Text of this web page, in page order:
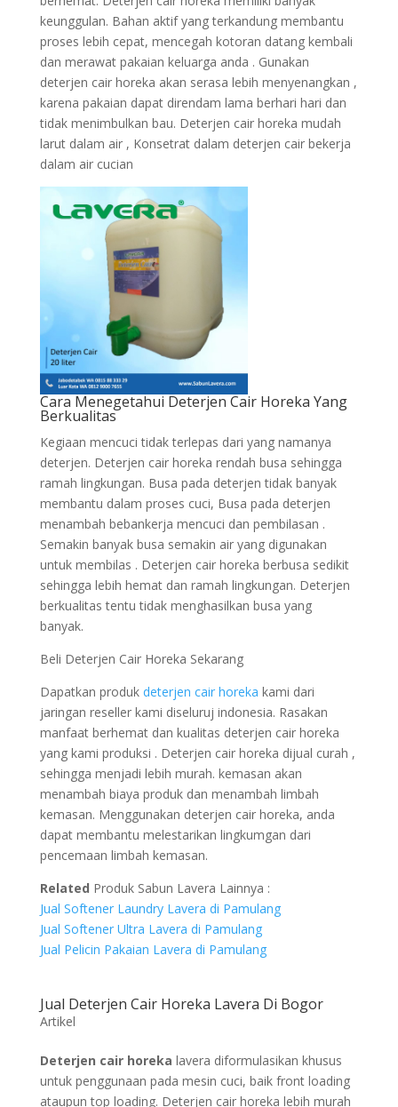
keunggulan. Bahan aktif yang terkandung membantu
proses lebih cepat, mencegah kotoran datang kembali
dan merawat pakaian keluarga anda . Gunakan
deterjen cair horeka akan serasa lebih menyenangkan ,
karena pakaian dapat direndam lama berhari hari dan
tidak menimbulkan bau. Deterjen cair horeka mudah
larut dalam air , Konsetrat dalam deterjen cair bekerja
dalam air cucian
Cara Menegetahui Deterjen Cair Horeka Yang
Berkualitas
Kegiaan mencuci tidak terlepas dari yang namanya
deterjen. Deterjen cair horeka rendah busa sehingga
ramah lingkungan. Busa pada deterjen tidak banyak
membantu dalam proses cuci, Busa pada deterjen
menambah bebankerja mencuci dan pembilasan .
Semakin banyak busa semakin air yang digunakan
untuk membilas . Deterjen cair horeka berbusa sedikit
sehingga lebih hemat dan ramah lingkungan. Deterjen
berkualitas tentu tidak menghasilkan busa yang
banyak.
Beli Deterjen Cair Horeka Sekarang
Dapatkan produk deterjen cair horeka kami dari
jaringan reseller kami diseluruj indonesia. Rasakan
manfaat berhemat dan kualitas deterjen cair horeka
yang kami produksi . Deterjen cair horeka dijual curah ,
sehingga menjadi lebih murah. kemasan akan
menambah biaya produk dan menambah limbah
kemasan. Menggunakan deterjen cair horeka, anda
dapat membantu melestarikan lingkumgan dari
pencemaan limbah kemasan.
Related Produk Sabun Lavera Lainnya :
Jual Softener Laundry Lavera di Pamulang
Jual Softener Ultra Lavera di Pamulang
Jual Pelicin Pakaian Lavera di Pamulang
Jual Deterjen Cair Horeka Lavera Di Bogor
Artikel
Deterjen cair horeka lavera diformulasikan khusus
untuk penggunaan pada mesin cuci, baik front loading
ataupun top loading. Deterjen cair horeka lebih murah